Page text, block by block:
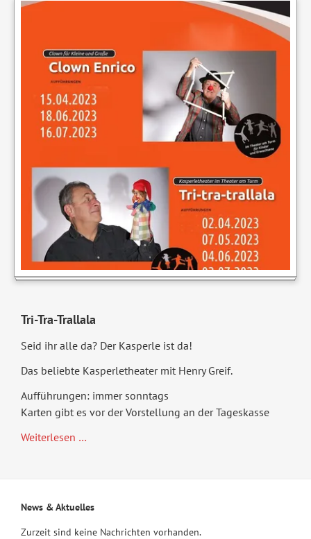
Tri-Tra-Trallala
Seid ihr alle da? Der Kasperle ist da!
Das beliebte Kasperletheater mit Henry Greif.
Aufführungen: immer sonntags
Karten gibt es vor der Vorstellung an der Tageskasse
Weiterlesen …Tri-
News & Aktuelles
Zurzeit sind keine Nachrichten vorhanden.